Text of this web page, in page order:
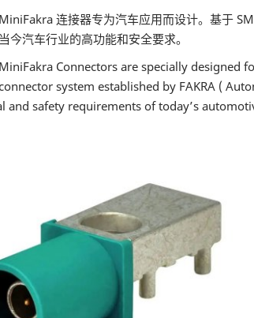
连接器专为汽车应用而设计。基于
今汽车行业的高功能和安全要求。
Connectors are specially
system established by FAKRA (
and safety requirements of today’s